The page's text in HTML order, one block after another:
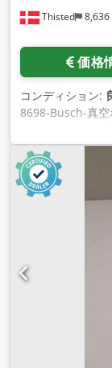
Thisted 8,636
価格
コンディション:
8698-Busch-真
WT0730AMX
ー：デンマーク